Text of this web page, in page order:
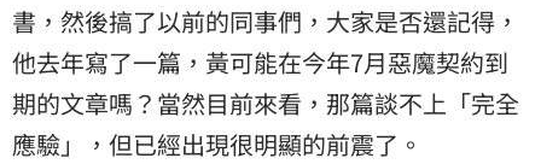
書，然後搞了以前的同事們，大家是否還記得，
他去年寫了一篇，黃可能在今年7月惡魔契約到
期的文章嗎？當然目前來看，那篇談不上「完全
應驗」，但已經出現很明顯的前震了。